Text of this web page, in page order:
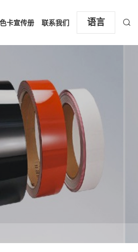
色卡宣传册 联系我们 语言